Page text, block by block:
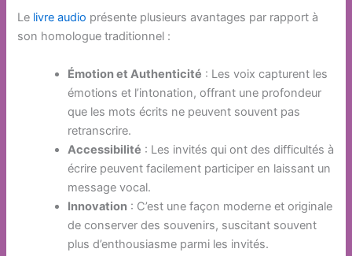
Le livre audio présente plusieurs avantages par rapport à
son homologue traditionnel :
Émotion et Authenticité : Les voix capturent les
émotions et l’intonation, offrant une profondeur
que les mots écrits ne peuvent souvent pas
retranscrire.
Accessibilité : Les invités qui ont des difficultés à
écrire peuvent facilement participer en laissant un
message vocal.
Innovation : C’est une façon moderne et originale
de conserver des souvenirs, suscitant souvent
plus d’enthousiasme parmi les invités.